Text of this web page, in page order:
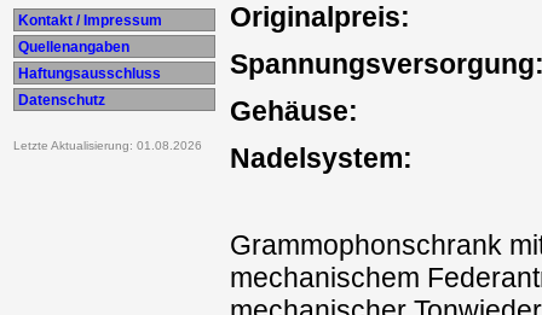
Kontakt / Impressum
Quellenangaben
Haftungsausschluss
Datenschutz
Letzte Aktualisierung: 01.08.2026
Originalpreis:
Gehäuse:
Nadelsystem:
Grammophonschrank
mechanischem